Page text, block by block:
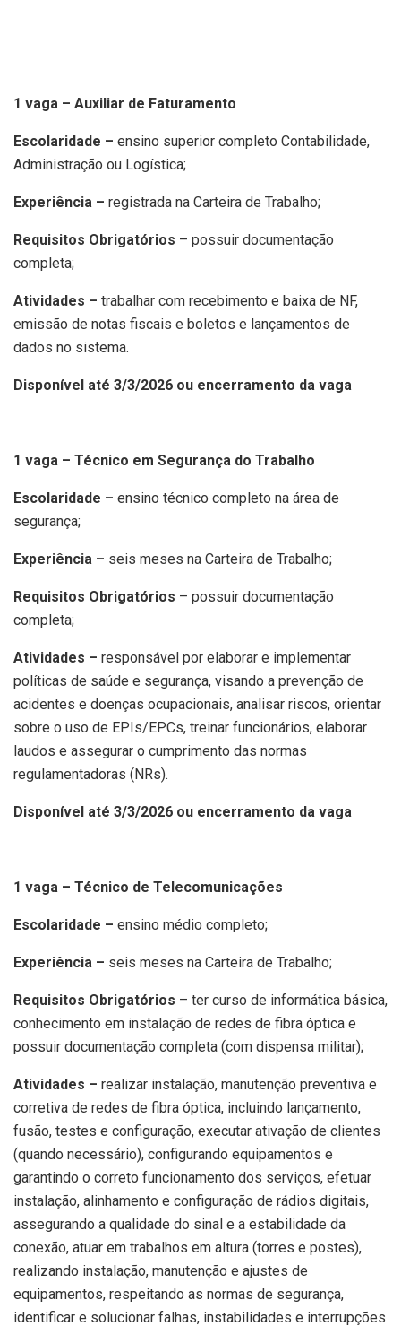
1 vaga – Auxiliar de Faturamento
Escolaridade – ensino superior completo Contabilidade,
Administração ou Logística;
Experiência – registrada na Carteira de Trabalho;
Requisitos Obrigatórios – possuir documentação
completa;
Atividades – trabalhar com recebimento e baixa de NF,
emissão de notas fiscais e boletos e lançamentos de
dados no sistema.
Disponível até 3/3/2026 ou encerramento da vaga
1 vaga – Técnico em Segurança do Trabalho
Escolaridade – ensino técnico completo na área de
segurança;
Experiência – seis meses na Carteira de Trabalho;
Requisitos Obrigatórios – possuir documentação
completa;
Atividades – responsável por elaborar e implementar
políticas de saúde e segurança, visando a prevenção de
acidentes e doenças ocupacionais, analisar riscos, orientar
sobre o uso de EPIs/EPCs, treinar funcionários, elaborar
laudos e assegurar o cumprimento das normas
regulamentadoras (NRs).
Disponível até 3/3/2026 ou encerramento da vaga
1 vaga – Técnico de Telecomunicações
Escolaridade – ensino médio completo;
Experiência – seis meses na Carteira de Trabalho;
Requisitos Obrigatórios – ter curso de informática básica,
conhecimento em instalação de redes de fibra óptica e
possuir documentação completa (com dispensa militar);
Atividades – realizar instalação, manutenção preventiva e
corretiva de redes de fibra óptica, incluindo lançamento,
fusão, testes e configuração, executar ativação de clientes
(quando necessário), configurando equipamentos e
garantindo o correto funcionamento dos serviços, efetuar
instalação, alinhamento e configuração de rádios digitais,
assegurando a qualidade do sinal e a estabilidade da
conexão, atuar em trabalhos em altura (torres e postes),
realizando instalação, manutenção e ajustes de
equipamentos, respeitando as normas de segurança,
identificar e solucionar falhas, instabilidades e interrupções